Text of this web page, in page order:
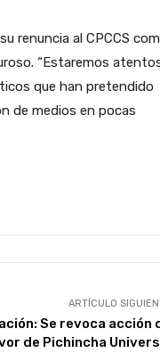
renuncia al CPCCS
“Estaremos
que han pretendido
de medios en pocas
ARTÍCULO
Se revoca acción
de Pichincha